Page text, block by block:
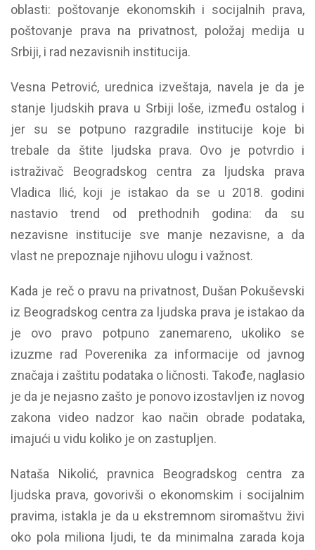
oblasti: poštovanje ekonomskih i socijalnih prava,
poštovanje prava na privatnost, položaj medija u
Srbiji, i rad nezavisnih institucija.
Vesna Petrović, urednica izveštaja, navela je da je
stanje ljudskih prava u Srbiji loše, između ostalog i
jer su se potpuno razgradile institucije koje bi
trebale da štite ljudska prava. Ovo je potvrdio i
istraživač Beogradskog centra za ljudska prava
Vladica Ilić, koji je istakao da se u 2018. godini
nastavio trend od prethodnih godina: da su
nezavisne institucije sve manje nezavisne, a da
vlast ne prepoznaje njihovu ulogu i važnost.
Kada je reč o pravu na privatnost, Dušan Pokuševski
iz Beogradskog centra za ljudska prava je istakao da
je ovo pravo potpuno zanemareno, ukoliko se
izuzme rad Poverenika za informacije od javnog
značaja i zaštitu podataka o ličnosti. Takođe, naglasio
je da je nejasno zašto je ponovo izostavljen iz novog
zakona video nadzor kao način obrade podataka,
imajući u vidu koliko je on zastupljen.
Nataša Nikolić, pravnica Beogradskog centra za
ljudska prava, govorivši o ekonomskim i socijalnim
pravima, istakla je da u ekstremnom siromaštvu živi
oko pola miliona ljudi, te da minimalna zarada koja